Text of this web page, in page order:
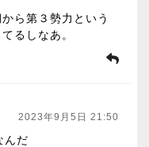
ら第３勢力という
るしなあ。
2023年9月5日 21:50
んだ